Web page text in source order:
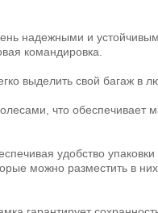
надежными и
командировка.
выделить свой багаж в
что обеспечивает
удобство упаковки
можно разместить в